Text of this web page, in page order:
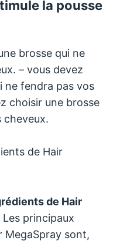
la pousse
brosse qui ne
– vous devez
ne fendra pas vos
choisir une brosse
cheveux.
de Hair
de Hair
Les principaux
MegaSpray sont,